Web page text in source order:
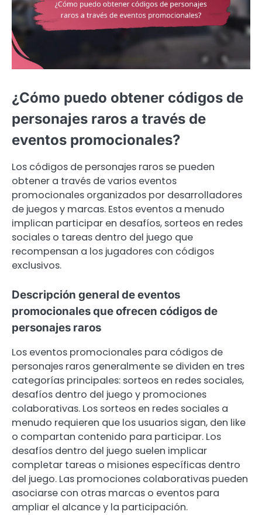
¿Cómo puedo obtener códigos de
personajes raros a través de
eventos promocionales?
Los códigos de personajes raros se pueden
obtener a través de varios eventos
promocionales organizados por desarrolladores
de juegos y marcas. Estos eventos a menudo
implican participar en desafíos, sorteos en redes
sociales o tareas dentro del juego que
recompensan a los jugadores con códigos
exclusivos.
Descripción general de eventos
promocionales que ofrecen códigos de
personajes raros
Los eventos promocionales para códigos de
personajes raros generalmente se dividen en tres
categorías principales: sorteos en redes sociales,
desafíos dentro del juego y promociones
colaborativas. Los sorteos en redes sociales a
menudo requieren que los usuarios sigan, den like
o compartan contenido para participar. Los
desafíos dentro del juego suelen implicar
completar tareas o misiones específicas dentro
del juego. Las promociones colaborativas pueden
asociarse con otras marcas o eventos para
ampliar el alcance y la participación.